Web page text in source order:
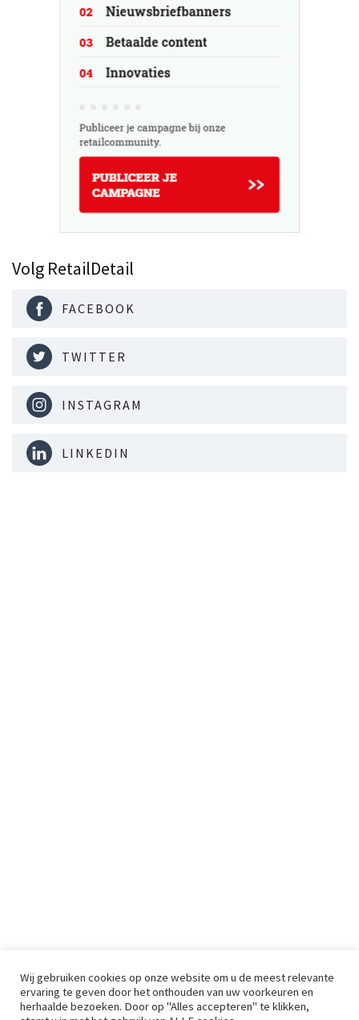
Volg RetailDetail
FACEBOOK
TWITTER
INSTAGRAM
LINKEDIN
Wij gebruiken cookies op onze website om u de meest relevante
ervaring te geven door het onthouden van uw voorkeuren en
herhaalde bezoeken. Door op "Alles accepteren" te klikken,